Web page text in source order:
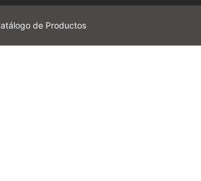
de Productos